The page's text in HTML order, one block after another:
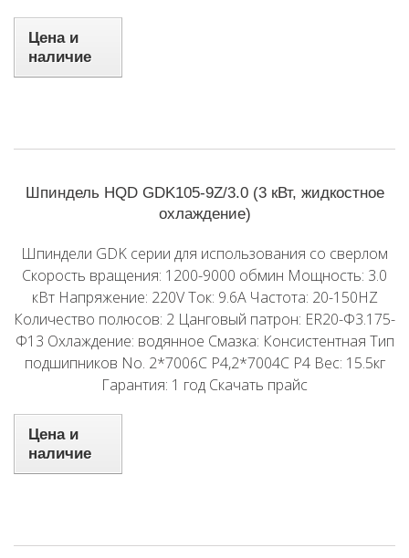
Цена и
наличие
Шпиндель HQD GDK105-9Z/3.0 (3 кВт, жидкостное
охлаждение)
Шпиндели GDK серии для использования со сверлом
Скорость вращения: 1200-9000 обмин Мощность: 3.0
кВт Напряжение: 220V Ток: 9.6A Частота: 20-150HZ
Количество полюсов: 2 Цанговый патрон: ER20-Φ3.175-
Φ13 Охлаждение: водянное Смазка: Консистентная Тип
подшипников No. 2*7006C P4,2*7004C P4 Вес: 15.5кг
Гарантия: 1 год Скачать прайс
Цена и
наличие